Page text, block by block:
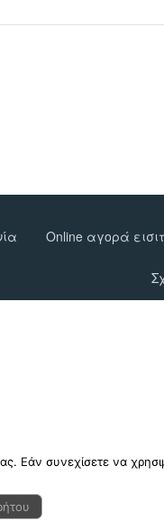
Online αγορά
Εάν συνεχίσετε να